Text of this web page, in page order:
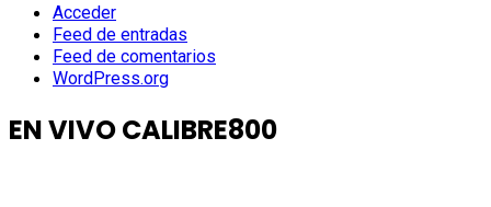
Acceder
Feed de entradas
Feed de comentarios
WordPress.org
EN VIVO CALIBRE800